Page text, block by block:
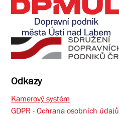
Odkazy
Kamerový systém
GDPR - Ochrana osobních údajů